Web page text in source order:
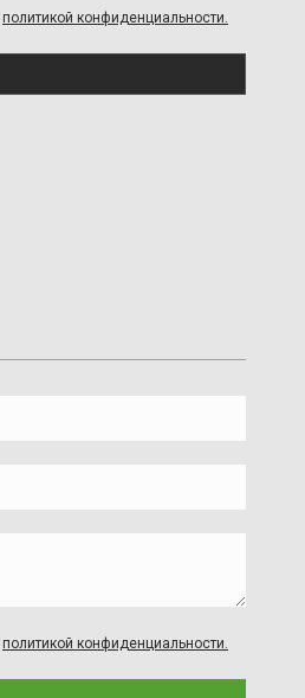
политикой конфиденциальности.
политикой конфиденциальности.